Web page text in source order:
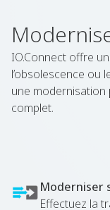
IO.Connect offre
l’obsolescence ou
une
complet.
Moderniser
Effectuez la